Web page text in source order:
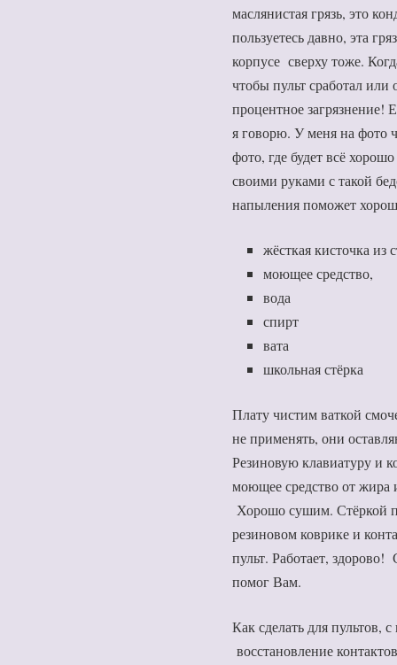
маслянистая грязь, это
пользуетесь давно, эта
корпусе сверху тоже.
чтобы пульт сработал
процентное загрязнение!
я говорю. У меня на фото
фото, где будет всё
своими руками с такой
напыления поможет
жёсткая кисточка из
моющее средство,
вода
спирт
вата
школьная стёрка
Плату чистим ваткой
не применять, они
Резиновую клавиатуру и
моющее средство от
Хорошо сушим. Стёркой
резиновом коврике и
пульт. Работает, здорово!
помог Вам.
Как сделать для пультов,
восстановление